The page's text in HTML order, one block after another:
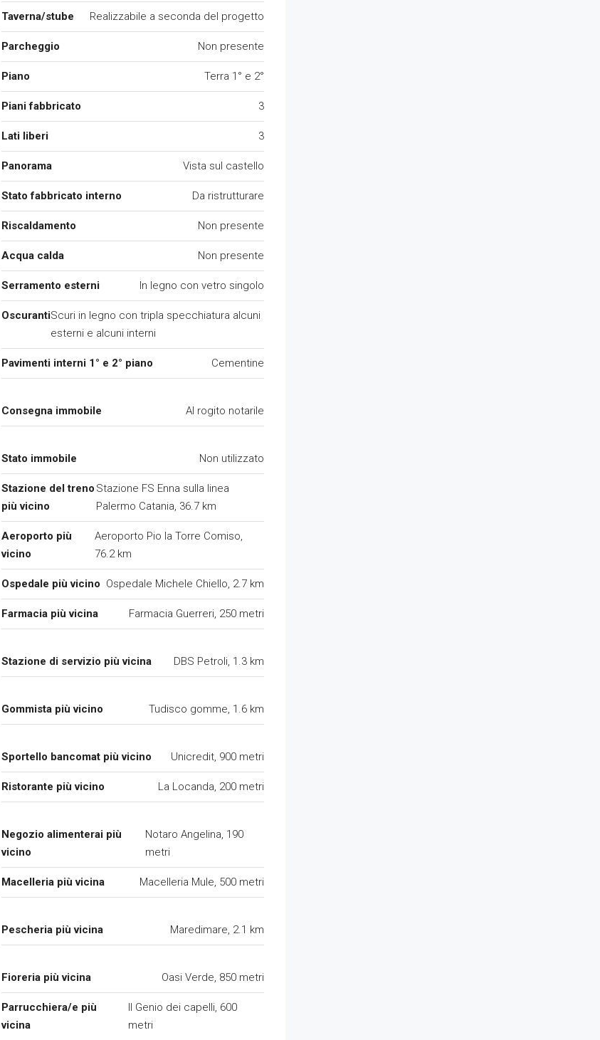
Taverna/stube Realizzabile a seconda del progetto
Parcheggio Non presente
Piano Terra 1° e 2°
Piani fabbricato 3
Lati liberi 3
Panorama Vista sul castello
Stato fabbricato interno Da ristrutturare
Riscaldamento Non presente
Acqua calda Non presente
Serramento esterni In legno con vetro singolo
OscurantiScuri in legno con tripla specchiatura alcuni
esterni e alcuni interni
Pavimenti interni 1° e 2° piano Cementine
Consegna immobile Al rogito notarile
Stato immobile Non utilizzato
Stazione del treno
più vicino
Stazione FS Enna sulla linea
Palermo Catania, 36.7 km
Aeroporto più
vicino
Aeroporto Pio la Torre Comiso,
76.2 km
Ospedale più vicino Ospedale Michele Chiello, 2.7 km
Farmacia più vicina Farmacia Guerreri, 250 metri
Stazione di servizio più vicina DBS Petroli, 1.3 km
Gommista più vicino Tudisco gomme, 1.6 km
Sportello bancomat più vicino Unicredit, 900 metri
Ristorante più vicino La Locanda, 200 metri
Negozio alimenterai più
vicino
Notaro Angelina, 190
metri
Macelleria più vicina Macelleria Mule, 500 metri
Pescheria più vicina Maredimare, 2.1 km
Fioreria più vicina Oasi Verde, 850 metri
Parrucchiera/e più
vicina
Il Genio dei capelli, 600
metri